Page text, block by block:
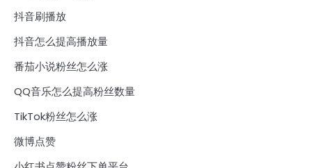
抖音刷播放
抖音怎么提高播放量
番茄小说粉丝怎么涨
QQ音乐怎么提高粉丝数量
TikTok粉丝怎么涨
微博点赞